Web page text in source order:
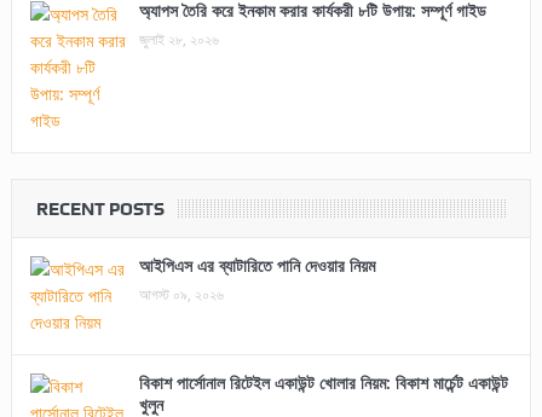
অ্যাপস তৈরি করে ইনকাম করার কার্যকরী ৮টি উপায়: সম্পূর্ণ গাইড
জুলাই ২৮, ২০২৬
RECENT POSTS
আইপিএস এর ব্যাটারিতে পানি দেওয়ার নিয়ম
আগস্ট ০৯, ২০২৬
বিকাশ পার্সোনাল রিটেইল একাউন্ট খোলার নিয়ম: বিকাশ মার্চেন্ট একাউন্ট
খুলুন